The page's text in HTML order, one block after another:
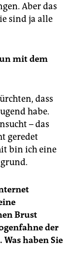
Aber das
sind ja alle
mit dem
dass
habe.
– das
geredet
bin ich eine
Brust
der
haben Sie